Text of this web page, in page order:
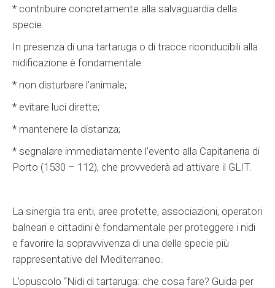
* contribuire concretamente alla salvaguardia della
specie.
In presenza di una tartaruga o di tracce riconducibili alla
nidificazione è fondamentale:
* non disturbare l’animale;
* evitare luci dirette;
* mantenere la distanza;
* segnalare immediatamente l’evento alla Capitaneria di
Porto (1530 – 112), che provvederà ad attivare il GLIT.
La sinergia tra enti, aree protette, associazioni, operatori
balneari e cittadini è fondamentale per proteggere i nidi
e favorire la sopravvivenza di una delle specie più
rappresentative del Mediterraneo.
L’opuscolo “Nidi di tartaruga: che cosa fare? Guida per